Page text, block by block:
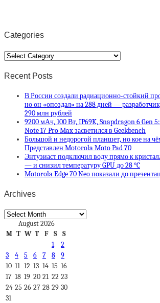
Categories
Categories
Recent Posts
В России создали радиационно-стойкий
но он «опоздал» на 288 дней —
290 млн рублей
9200 мАч, 100 Вт, IP69K, Snapdragon 6 Gen
Note 17 Pro Max засветился в Geekbench
Большой и недорогой планшет, но кое на
Представлен Motorola Moto Pad 70
Энтузиаст подключил воду прямо к
— и снизил температуру GPU до 28 °C
Motorola Edge 70 Neo показали до
Archives
Archives
August 2026
M T W T F S
S
1
2
3
4 5 6 7 8
9
10 11 12 13 14 15 16
17 18 19 20 21 22 23
24 25 26 27 28 29 30
31